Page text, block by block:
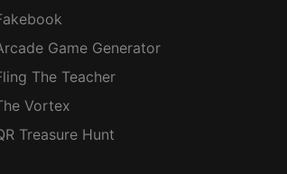
Game Generator
The Teacher
Vortex
Treasure Hunt